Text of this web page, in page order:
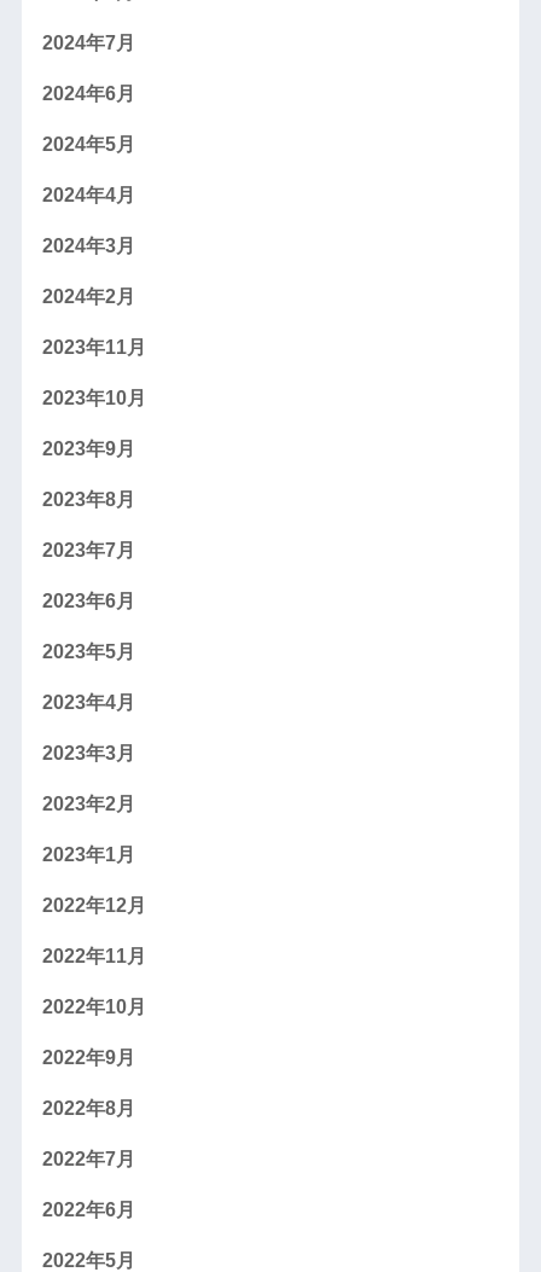
2024年7月
2024年6月
2024年5月
2024年4月
2024年3月
2024年2月
2023年11月
2023年10月
2023年9月
2023年8月
2023年7月
2023年6月
2023年5月
2023年4月
2023年3月
2023年2月
2023年1月
2022年12月
2022年11月
2022年10月
2022年9月
2022年8月
2022年7月
2022年6月
2022年5月